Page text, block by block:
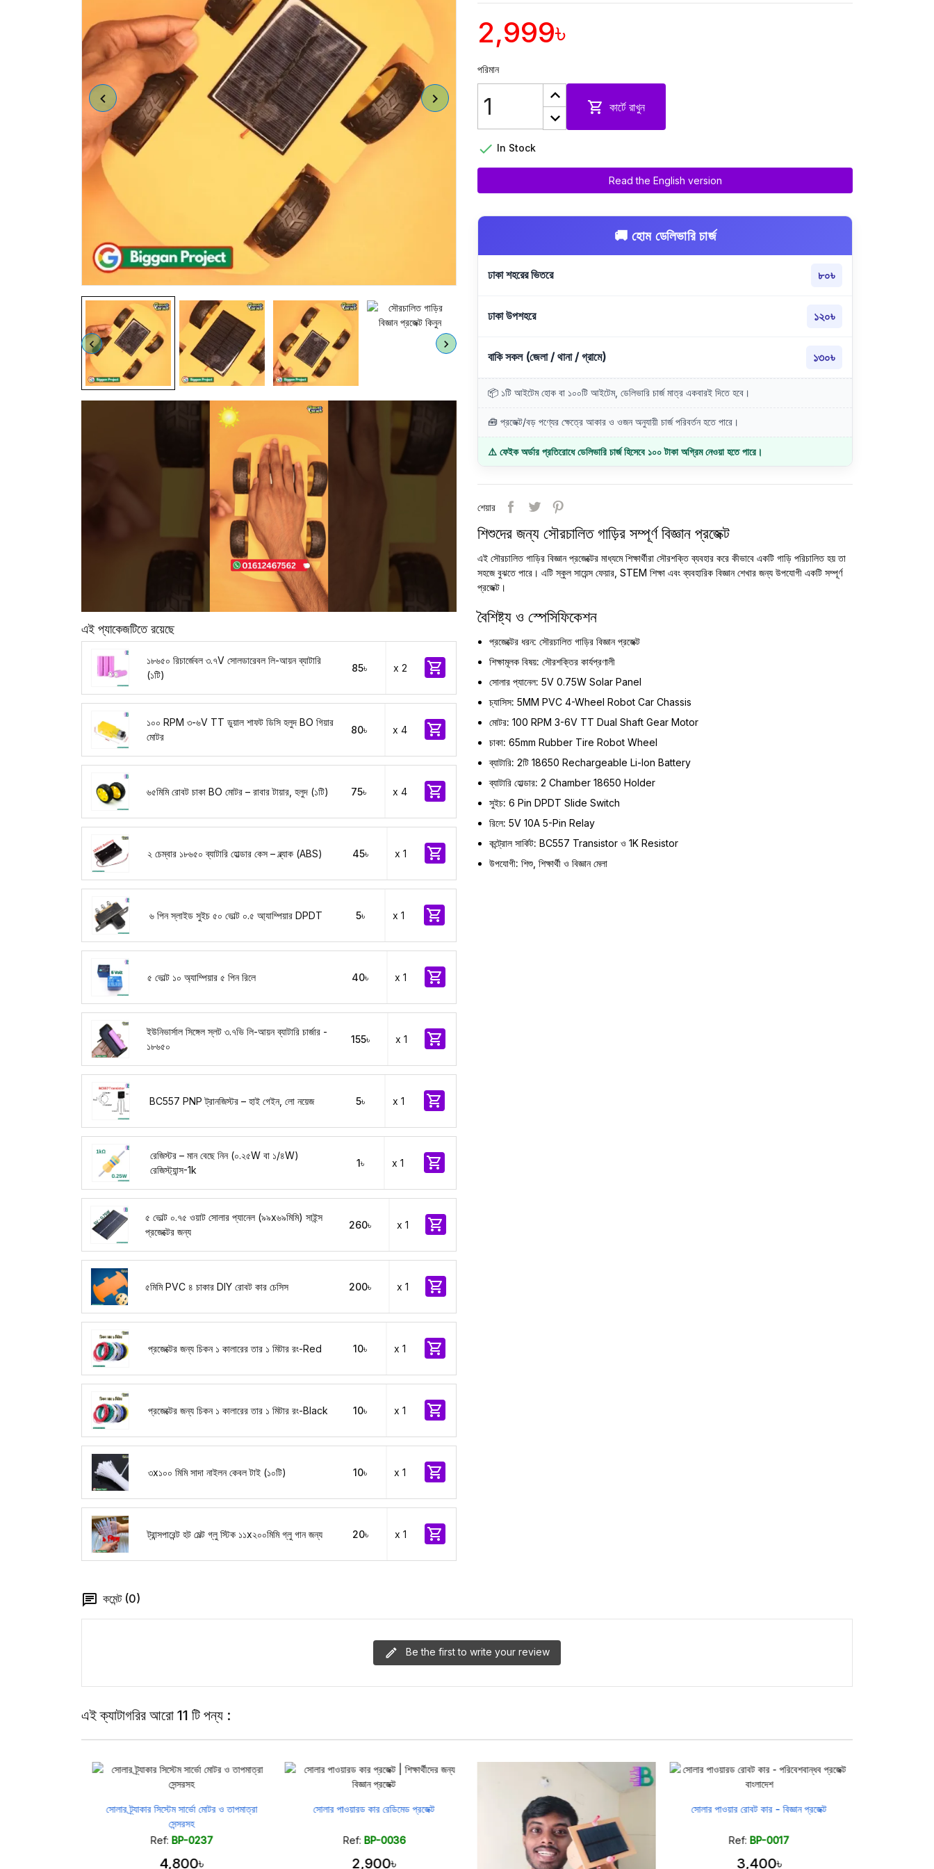
এই প্যাকেজটিতে রয়েছে
১৮৬৫০ রিচার্জেবল ৩.৭V সোলডারেবল লি-আয়ন ব্যাটারি
(১টি)
85৳ x 2 
১০০ RPM ৩-৬V TT ডুয়াল শাফট ডিসি হলুদ BO গিয়ার
মোটর
80৳ x 4 
৬৫মিমি রোবট চাকা BO মোটর – রাবার টায়ার, হলুদ (১টি) 75৳ x 4 
২ চেম্বার ১৮৬৫০ ব্যাটারি হোল্ডার কেস – ব্ল্যাক (ABS) 45৳ x 1 
৬ পিন স্লাইড সুইচ ৫০ ভোল্ট ০.৫ আ্যাম্পিয়ার DPDT 5৳ x 1 
৫ ভোল্ট ১০ অ্যাম্পিয়ার ৫ পিন রিলে 40৳ x 1 
ইউনিভার্সাল সিঙ্গেল স্লট ৩.৭ভি লি-আয়ন ব্যাটারি চার্জার -
১৮৬৫০
155৳ x 1 
BC557 PNP ট্রানজিস্টর – হাই গেইন, লো নয়েজ 5৳ x 1 
রেজিস্টর – মান বেছে নিন (০.২৫W বা ১/৪W)
রেজিস্ট্যান্স-1k
1৳ x 1 
৫ ভোল্ট ০.৭৫ ওয়াট সোলার প্যানেল (৯৯x৬৯মিমি) সাইন্স
প্রজেক্টের জন্য
260৳ x 1 
৫মিমি PVC ৪ চাকার DIY রোবট কার চেসিস 200৳ x 1 
প্রজেক্টের জন্য চিকন ১ কালারের তার ১ মিটার রং-Red 10৳ x 1 
প্রজেক্টের জন্য চিকন ১ কালারের তার ১ মিটার রং-Black 10৳ x 1 
৩x১০০ মিমি সাদা নাইলন কেবল টাই (১০টি) 10৳ x 1 
ট্রান্সপারেন্ট হট মেল্ট গ্লু স্টিক ১১x২০০মিমি গ্লু গান জন্য 20৳ x 1 
2,999৳
পরিমান
 কার্টে রাখুন
 In Stock
Read the English version
🚚 হোম ডেলিভারি চার্জ
ঢাকা শহরের ভিতরে ৮০৳
ঢাকা উপশহরে ১২০৳
বাকি সকল (জেলা / থানা / গ্রামে) ১৩০৳
📦 ১টি আইটেম হোক বা ১০০টি আইটেম, ডেলিভারি চার্জ মাত্র একবারই দিতে হবে।
🧰 প্রজেক্ট/বড় পণ্যের ক্ষেত্রে আকার ও ওজন অনুযায়ী চার্জ পরিবর্তন হতে পারে।
⚠️ ফেইক অর্ডার প্রতিরোধে ডেলিভারি চার্জ হিসেবে ১০০ টাকা অগ্রিম নেওয়া হতে পারে।
শেয়ার
শিশুদের জন্য সৌরচালিত গাড়ির সম্পূর্ণ বিজ্ঞান প্রজেক্ট
এই সৌরচালিত গাড়ির বিজ্ঞান প্রজেক্টের মাধ্যমে শিক্ষার্থীরা সৌরশক্তি ব্যবহার করে কীভাবে একটি গাড়ি পরিচালিত হয় তা
সহজে বুঝতে পারে। এটি স্কুল সায়েন্স ফেয়ার, STEM শিক্ষা এবং ব্যবহারিক বিজ্ঞান শেখার জন্য উপযোগী একটি সম্পূর্ণ
প্রজেক্ট।
বৈশিষ্ট্য ও স্পেসিফিকেশন
প্রজেক্টের ধরন: সৌরচালিত গাড়ির বিজ্ঞান প্রজেক্ট
শিক্ষামূলক বিষয়: সৌরশক্তির কার্যপ্রণালী
সোলার প্যানেল: 5V 0.75W Solar Panel
চ্যাসিস: 5MM PVC 4-Wheel Robot Car Chassis
মোটর: 100 RPM 3-6V TT Dual Shaft Gear Motor
চাকা: 65mm Rubber Tire Robot Wheel
ব্যাটারি: 2টি 18650 Rechargeable Li-Ion Battery
ব্যাটারি হোল্ডার: 2 Chamber 18650 Holder
সুইচ: 6 Pin DPDT Slide Switch
রিলে: 5V 10A 5-Pin Relay
কন্ট্রোল সার্কিট: BC557 Transistor ও 1K Resistor
উপযোগী: শিশু, শিক্ষার্থী ও বিজ্ঞান মেলা
কমেন্ট (0)
Be the first to write your review
এই ক্যাটাগরির আরো 11 টি পন্য :
সোলার ট্র্যাকার সিস্টেম সার্ভো মোটর ও তাপমাত্রা
সেন্সরসহ
Ref: BP-0237
4,800৳
সোলার পাওয়ারড কার রেডিমেড প্রজেক্ট
Ref: BP-0036
2,900৳
সোলার পাওয়ার রোবট কার - বিজ্ঞান প্রজেক্ট
Ref: BP-0017
3,400৳